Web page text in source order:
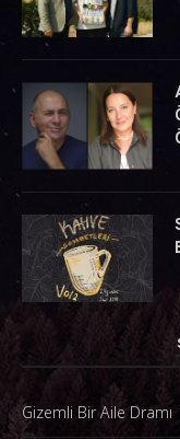
Gizemli Bir Aile